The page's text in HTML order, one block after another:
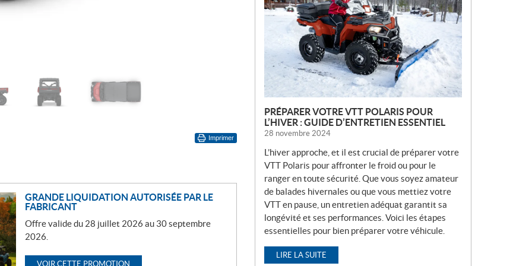
Imprimer
GRANDE LIQUIDATION AUTORISÉE PAR LE
FABRICANT
Offre valide du 28 juillet 2026 au 30 septembre
2026.
VOIR CETTE PROMOTION
V
L
S
PRÉPARER VOTRE VTT POLARIS POUR
L’HIVER : GUIDE D’ENTRETIEN ESSENTIEL
28 novembre 2024
L’hiver approche, et il est crucial de préparer votre
VTT Polaris pour affronter le froid ou pour le
ranger en toute sécurité. Que vous soyez amateur
de balades hivernales ou que vous mettiez votre
VTT en pause, un entretien adéquat garantit sa
longévité et ses performances. Voici les étapes
essentielles pour bien préparer votre véhicule.
LIRE LA SUITE